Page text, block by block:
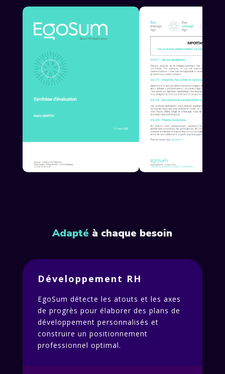
Adapté à chaque besoin
Développement RH
EgoSum détecte les atouts et les axes
de progrès pour élaborer des plans de
développement personnalisés et
construire un positionnement
professionnel optimal.